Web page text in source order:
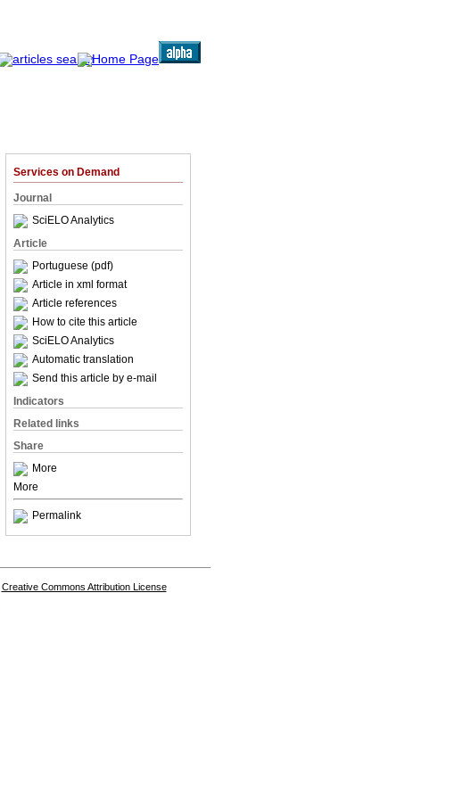
Services on Demand
Journal
SciELO Analytics
Article
Portuguese (pdf)
Article in xml format
Article references
How to cite this article
SciELO Analytics
Automatic translation
Send this article by e-mail
Indicators
Related links
Share
More
More
Permalink
Creative Commons Attribution License